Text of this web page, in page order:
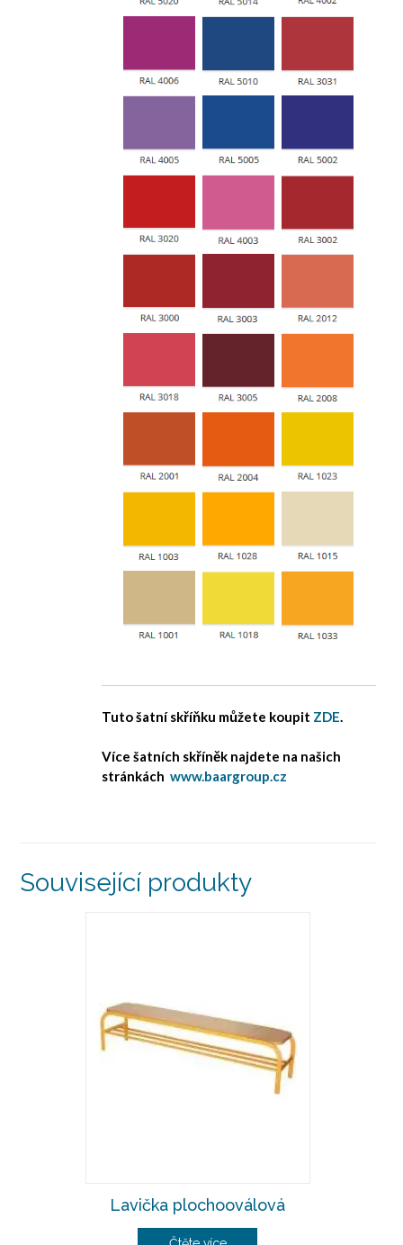
Tuto šatní skříňku můžete koupit ZDE
Více šatních skříněk najdete na našich
stránkáchwww.baargroup.cz
Související produkty
Lavička plochooválová